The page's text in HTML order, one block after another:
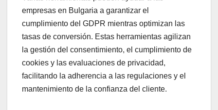
empresas en Bulgaria a garantizar el
cumplimiento del GDPR mientras optimizan las
tasas de conversión. Estas herramientas agilizan
la gestión del consentimiento, el cumplimiento de
cookies y las evaluaciones de privacidad,
facilitando la adherencia a las regulaciones y el
mantenimiento de la confianza del cliente.